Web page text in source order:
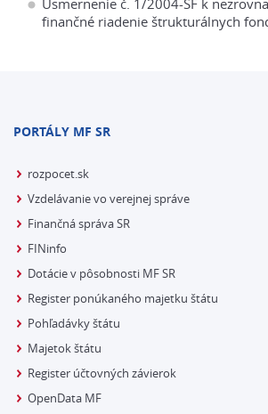
Usmernenie č. 1/2004-ŠF k
finančné riadenie štrukturálnych
PORTÁLY MF SR
rozpocet.sk
Vzdelávanie vo verejnej správe
Finančná správa SR
FINinfo
Dotácie v pôsobnosti MF SR
Register ponúkaného majetku štátu
Pohľadávky štátu
Majetok štátu
Register účtovných závierok
OpenData MF